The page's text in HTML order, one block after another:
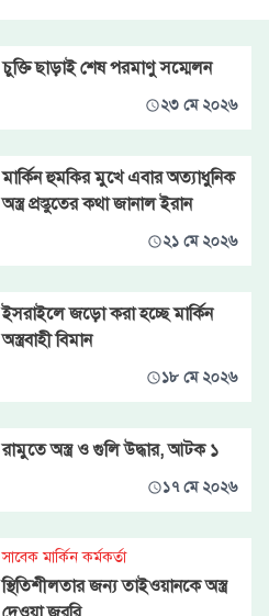
চুক্তি ছাড়াই শেষ পরমাণু সম্মেলন
২৩ মে ২০২৬
মার্কিন হুমকির মুখে এবার অত্যাধুনিক
অস্ত্র প্রস্তুতের কথা জানাল ইরান
২১ মে ২০২৬
ইসরাইলে জড়ো করা হচ্ছে মার্কিন
অস্ত্রবাহী বিমান
১৮ মে ২০২৬
রামুতে অস্ত্র ও গুলি উদ্ধার, আটক ১
১৭ মে ২০২৬
সাবেক মার্কিন কর্মকর্তা
স্থিতিশীলতার জন্য তাইওয়ানকে অস্ত্র